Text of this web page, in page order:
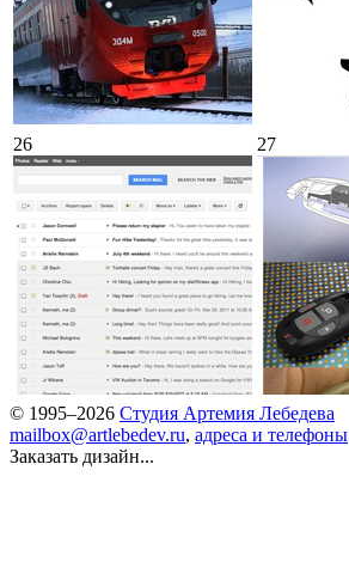
26 27
© 1995–2026 Студия Артемия Лебедева
mailbox@artlebedev.ru, адреса и телефоны
Заказать дизайн...